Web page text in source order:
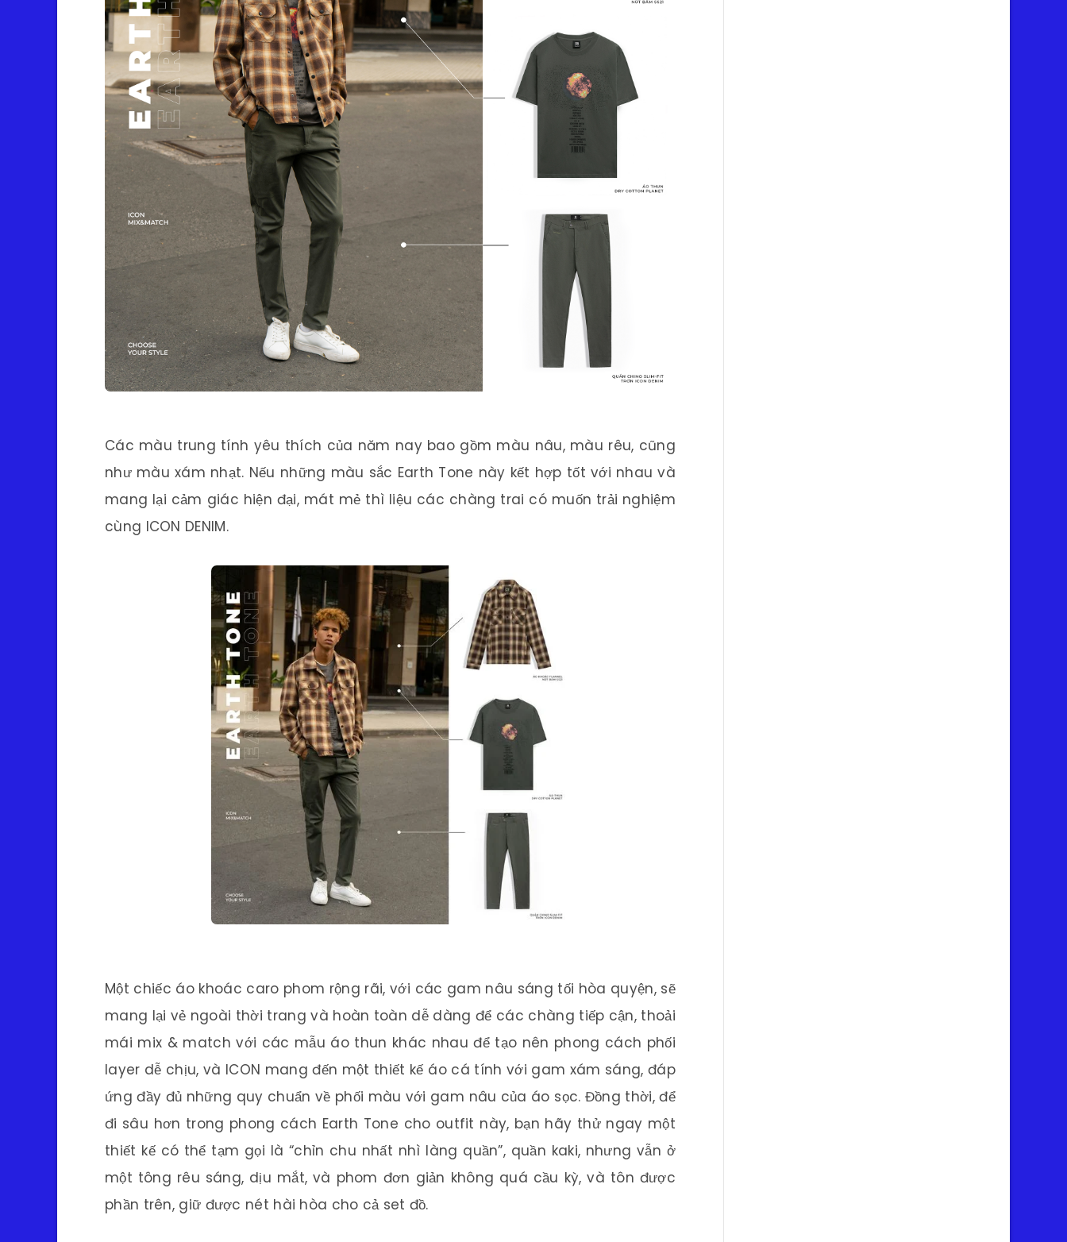
Các màu trung tính yêu thích của năm nay bao gồm màu nâu, màu rêu, cũng
như màu xám nhạt. Nếu những màu sắc Earth Tone này kết hợp tốt với nhau và
mang lại cảm giác hiện đại, mát mẻ thì liệu các chàng trai có muốn trải nghiệm
cùng ICON DENIM.
Một chiếc áo khoác caro phom rộng rãi, với các gam nâu sáng tối hòa quyện, sẽ
mang lại vẻ ngoài thời trang và hoàn toàn dễ dàng để các chàng tiếp cận, thoải
mái mix & match với các mẫu áo thun khác nhau để tạo nên phong cách phối
layer dễ chịu, và ICON mang đến một thiết kế áo cá tính với gam xám sáng, đáp
ứng đầy đủ những quy chuẩn về phối màu với gam nâu của áo sọc. Đồng thời, để
đi sâu hơn trong phong cách Earth Tone cho outfit này, bạn hãy thử ngay một
thiết kế có thể tạm gọi là “chỉn chu nhất nhì làng quần”, quần kaki, nhưng vẫn ở
một tông rêu sáng, dịu mắt, và phom đơn giản không quá cầu kỳ, và tôn được
phần trên, giữ được nét hài hòa cho cả set đồ.